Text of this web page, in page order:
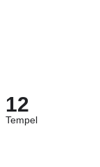
12
Tempel